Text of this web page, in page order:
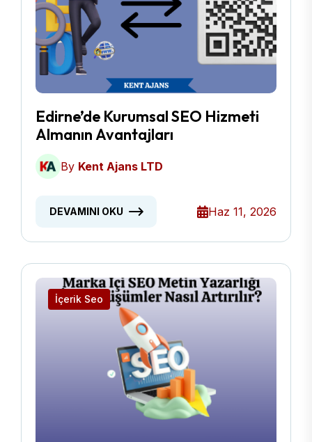
Edirne’de Kurumsal SEO Hizmeti
Almanın Avantajları
By Kent Ajans LTD
DEVAMINI OKU Haz 11, 2026
İçerik Seo